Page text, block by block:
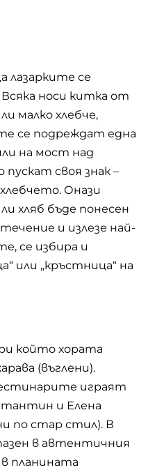
лазарките се
носи китка от
малко хлебче,
се подреждат една
на мост над
своя знак –
Онази
хляб бъде понесен
и излезе най-
се избира и
или „кръстница“ на
който хората
(въглени).
играят
и Елена
по стар стил). В
в автентичния
в планината